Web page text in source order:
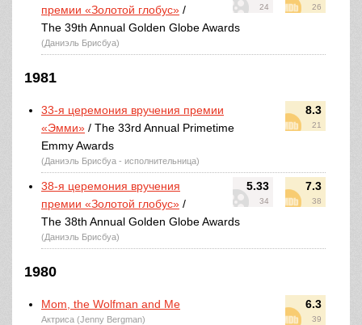
24 26
премии «Золотой глобус» /
The 39th Annual Golden Globe Awards
(Даниэль Брисбуа)
1981
8.3
21
33-я церемония вручения премии
«Эмми» / The 33rd Annual Primetime
Emmy Awards
(Даниэль Брисбуа - исполнительница)
5.33
34
7.3
38
38-я церемония вручения
премии «Золотой глобус» /
The 38th Annual Golden Globe Awards
(Даниэль Брисбуа)
1980
6.3
39
Mom, the Wolfman and Me
Актриса (Jenny Bergman)